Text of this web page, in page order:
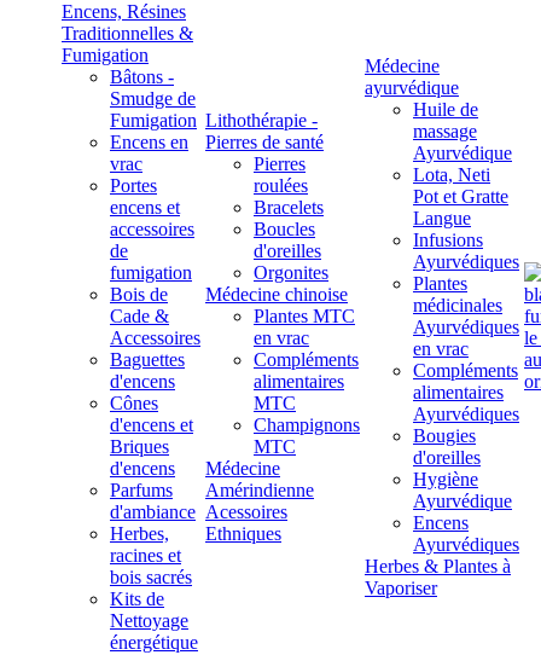
Encens, Résines
Traditionnelles &
Fumigation
Bâtons -
Smudge de
Fumigation
Encens en
vrac
Portes
encens et
accessoires
de
fumigation
Bois de
Cade &
Accessoires
Baguettes
d'encens
Cônes
d'encens et
Briques
d'encens
Parfums
d'ambiance
Herbes,
racines et
bois sacrés
Kits de
Nettoyage
énergétique
Lithothérapie -
Pierres de santé
Pierres
roulées
Bracelets
Boucles
d'oreilles
Orgonites
Médecine chinoise
Plantes MTC
en vrac
Compléments
alimentaires
MTC
Champignons
MTC
Médecine
Amérindienne
Acessoires
Ethniques
Médecine
ayurvédique
Huile de
massage
Ayurvédique
Lota, Neti
Pot et Gratte
Langue
Infusions
Ayurvédiques
Plantes
médicinales
Ayurvédiques
en vrac
Compléments
alimentaires
Ayurvédiques
Bougies
d'oreilles
Hygiène
Ayurvédique
Encens
Ayurvédiques
Herbes & Plantes à
Vaporiser